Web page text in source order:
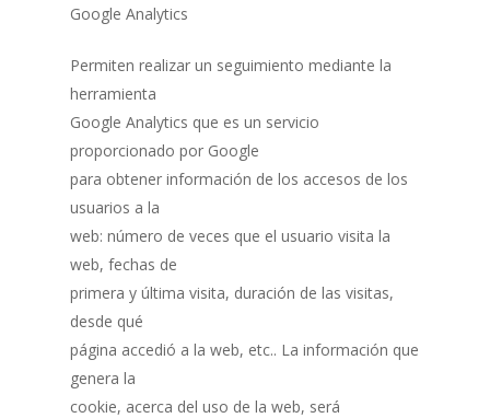
Google Analytics
Permiten realizar un seguimiento mediante la
herramienta
Google Analytics que es un servicio
proporcionado por Google
para obtener información de los accesos de los
usuarios a la
web: número de veces que el usuario visita la
web, fechas de
primera y última visita, duración de las visitas,
desde qué
página accedió a la web, etc.. La información que
genera la
cookie, acerca del uso de la web, será